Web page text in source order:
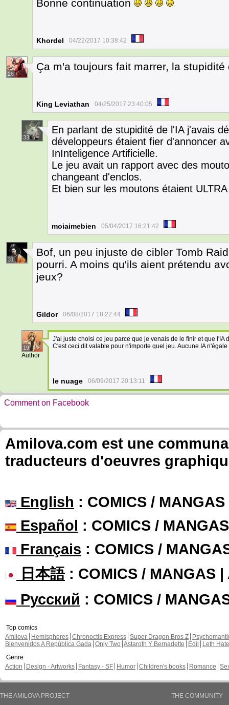
Bonne continuation
Khordel 04/22/2017 10:38:42
26
Ça m'a toujours fait marrer, la
King Leviathan 04/25/2017 23:40:05
33
En parlant de stupidité de l'IA j'avais
développeurs étaient fier d'annoncer
InInteligence Artificielle.
Le jeu avait un rapport avec des
changeant d'enclos.
Et bien sur les moutons étaient
moiaimebien 05/04/2017 16:21:42
31
Bof, un peu injuste de cibler Tomb
pourri. A moins qu'ils aient prétendu
jeux?
Gildor 06/08/2017 18:22:44
19
Author
J'ai juste choisi ce jeu parce que je venais de le finir et que l'IA
C'est ceci dit valable pour n'importe quel jeu. Aucune IA
le nuage 06/09/2017 20:13:11
Comment on Facebook
Amilova.com est une
traducteurs d'oeuvres
English : COMICS /
Español : COMICS /
Français : COMICS /
日本語: COMICS / MANGAS |
Русский : COMICS /
Top comics
Amilova
Hemispheres Chronoctis Express Super Dragon Bros Z
Bienvenidos A República Gada Only Two Astaroth Y Bernadette Edil
Leth Hate
Genre
Action
Design - Artworks Fantasy - SF Humor Children's books Romance
THE AMILOVA PROJECT
THE COMMUNITY